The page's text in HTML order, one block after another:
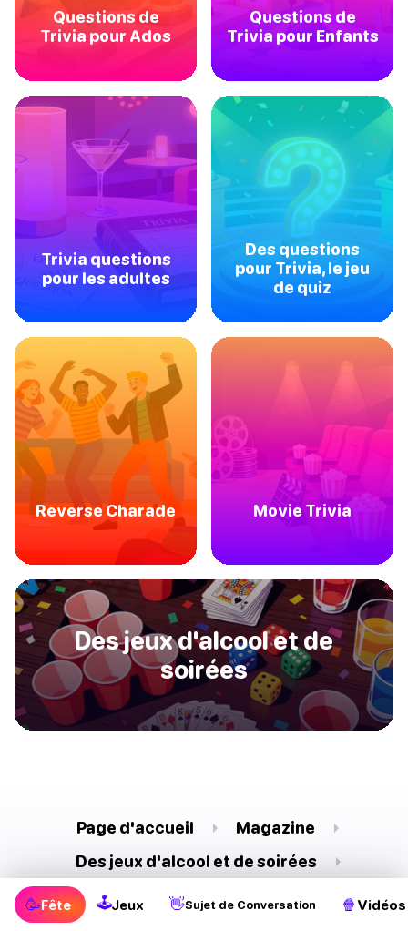
🥳Fête 🕹Jeux 👋Sujet de Conversation 🍿 Vidéos
Questions de
Trivia pour Ados
Questions de
Trivia pour Enfants
Trivia questions
pour les adultes
Des questions
pour Trivia, le jeu
de quiz
Reverse Charade Movie Trivia
Des jeux d'alcool et de
soirées
Page d'accueil
Magazine
Des jeux d'alcool et de soirées
Jeu du Qui suis-je ?